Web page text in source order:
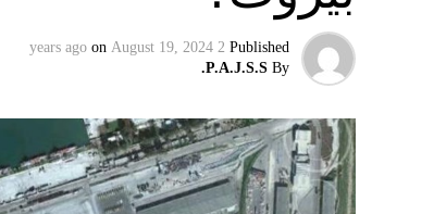
ويبدو أن نتنياهو استبق زيارة بلينكن
وليس على حكومته.
الإرهابيين من إعادة التسلح”.
وفي هذا السياق، قال الكاتب
Published
2 years ago
on August 19, 2024
By
P.A.J.S.S.